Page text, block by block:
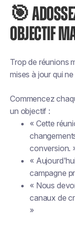
🎯
OBJECTIF
Trop de réunions
mises à jour qui
Commencez
un objectif :
« Cette
conversion.
«
campagne
« Nous
canaux de
»